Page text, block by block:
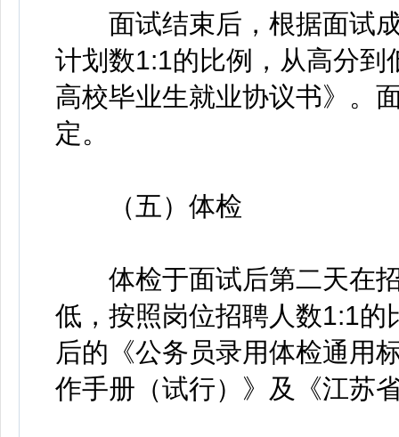
面试结束后，根据面试成
计划数1:1的比例，从高分
高校毕业生就业协议书》。
定。
（五）体检
体检于面试后第二天在招
低，按照岗位招聘人数1:1
后的《公务员录用体检通用
作手册（试行）》及《江苏